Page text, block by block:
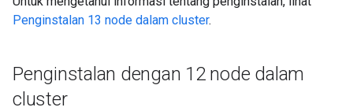
Penginstalan 13 node dalam cluster.
Penginstalan dengan 12 node dalam
cluster